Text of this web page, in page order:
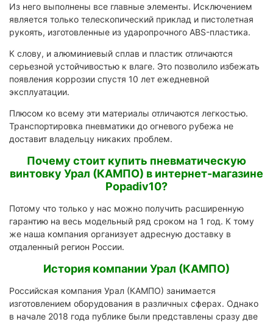
Из него выполнены все главные элементы. Исключением
является только телескопический приклад и пистолетная
рукоять, изготовленные из ударопрочного ABS-пластика.
К слову, и алюминиевый сплав и пластик отличаются
серьезной устойчивостью к влаге. Это позволило избежать
появления коррозии спустя 10 лет ежедневной
эксплуатации.
Плюсом ко всему эти материалы отличаются легкостью.
Транспортировка пневматики до огневого рубежа не
доставит владельцу никаких проблем.
Почему стоит купить пневматическую
винтовку Урал (КАМПО) в интернет-магазине
Popadiv10?
Потому что только у нас можно получить расширенную
гарантию на весь модельный ряд сроком на 1 год. К тому
же наша компания организует адресную доставку в
отдаленный регион России.
История компании Урал (КАМПО)
Российская компания Урал (КАМПО) занимается
изготовлением оборудования в различных сферах. Однако
в начале 2018 года публике были представлены сразу две